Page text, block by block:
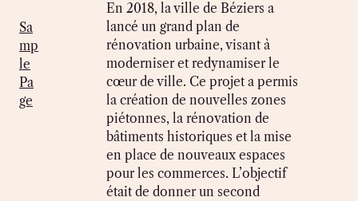
Sa
mp
le
Pa
ge
En 2018, la ville de Béziers a
lancé un grand plan de
rénovation urbaine, visant à
moderniser et redynamiser le
cœur de ville. Ce projet a permis
la création de nouvelles zones
piétonnes, la rénovation de
bâtiments historiques et la mise
en place de nouveaux espaces
pour les commerces. L’objectif
était de donner un second